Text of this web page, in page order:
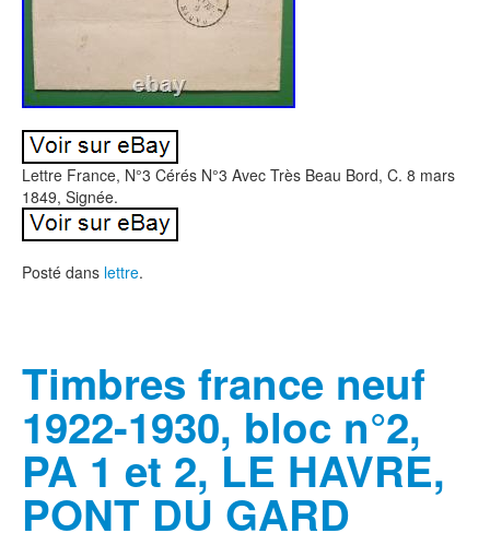
Lettre France, N°3 Cérés N°3 Avec Très Beau Bord, C. 8 mars
1849, Signée.
Posté dans lettre.
Timbres france neuf
1922-1930, bloc n°2,
PA 1 et 2, LE HAVRE,
PONT DU GARD